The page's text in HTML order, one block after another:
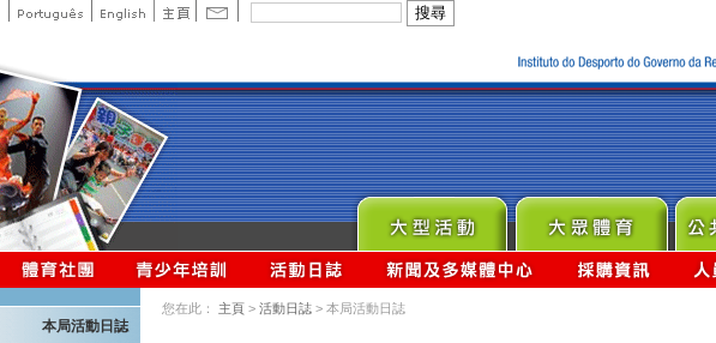
本局活動日誌
您在此： 主頁 > 活動日誌 > 本局活動日誌